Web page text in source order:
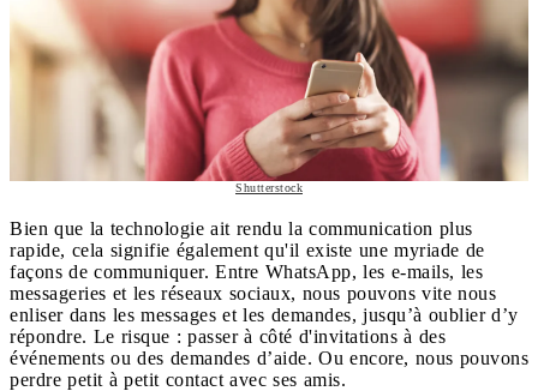
Shutterstock
Bien que la technologie ait rendu la communication plus
rapide, cela signifie également qu'il existe une myriade de
façons de communiquer. Entre WhatsApp, les e-mails, les
messageries et les réseaux sociaux, nous pouvons vite nous
enliser dans les messages et les demandes, jusqu’à oublier d’y
répondre. Le risque : passer à côté d'invitations à des
événements ou des demandes d’aide. Ou encore, nous pouvons
perdre petit à petit contact avec ses amis.